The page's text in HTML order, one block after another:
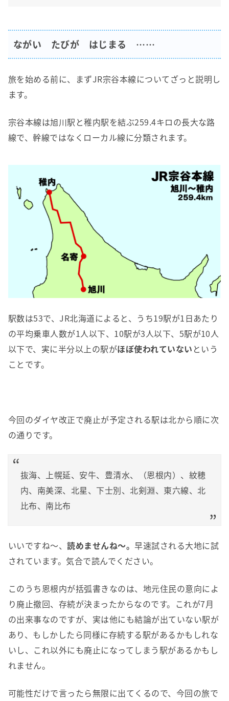
ながい たびが はじまる ……
旅を始める前に、まずJR宗谷本線についてざっと説明し
ます。
宗谷本線は旭川駅と稚内駅を結ぶ259.4キロの長大な路
線で、幹線ではなくローカル線に分類されます。
駅数は53で、JR北海道によると、うち19駅が1日あたり
の平均乗車人数が1人以下、10駅が3人以下、5駅が10人
以下で、実に半分以上の駅がほぼ使われていない という
ことです。
今回のダイヤ改正で廃止が予定される駅は北から順に次
の通りです。
抜海、上幌延、安牛、豊清水、（恩根内）、紋穂
内、南美深、北星、下士別、北剣淵、東六線、北
比布、南比布
いいですね〜、読めませんね〜。早速試される大地に試
されています。気合で読んでください。
このうち恩根内が括弧書きなのは、地元住民の意向によ
り廃止撤回、存続が決まったからなのです。これが7月
の出来事なのですが、実は他にも結論が出ていない駅が
あり、もしかしたら同様に存続する駅があるかもしれな
いし、これ以外にも廃止になってしまう駅があるかもし
れません。
可能性だけで言ったら無限に出てくるので、今回の旅で